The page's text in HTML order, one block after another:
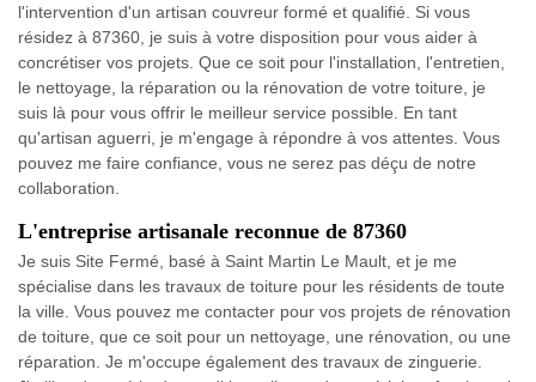
l'intervention d'un artisan couvreur formé et qualifié. Si vous
résidez à 87360, je suis à votre disposition pour vous aider à
concrétiser vos projets. Que ce soit pour l'installation, l'entretien,
le nettoyage, la réparation ou la rénovation de votre toiture, je
suis là pour vous offrir le meilleur service possible. En tant
qu'artisan aguerri, je m'engage à répondre à vos attentes. Vous
pouvez me faire confiance, vous ne serez pas déçu de notre
collaboration.
L'entreprise artisanale reconnue de 87360
Je suis Site Fermé, basé à Saint Martin Le Mault, et je me
spécialise dans les travaux de toiture pour les résidents de toute
la ville. Vous pouvez me contacter pour vos projets de rénovation
de toiture, que ce soit pour un nettoyage, une rénovation, ou une
réparation. Je m'occupe également des travaux de zinguerie.